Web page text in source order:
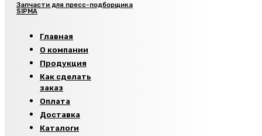
Запчасти для пресс-подборщика
SIPMA
Главная
О компании
Продукция
Как сделать
заказ
Оплата
Доставка
Каталоги